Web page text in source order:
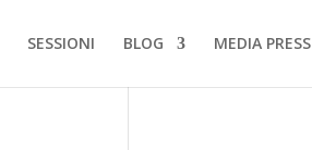
SESSIONI BLOG MEDIA PRESS